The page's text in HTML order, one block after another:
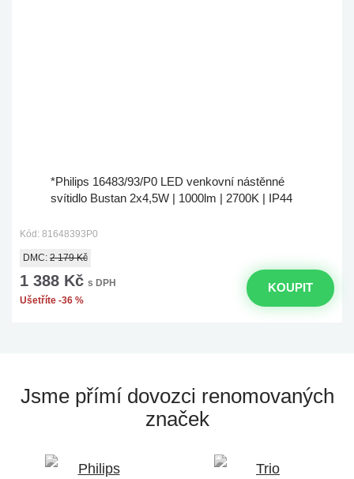
*Philips 16483/93/P0 LED venkovní nástěnné
svítidlo Bustan 2x4,5W | 1000lm | 2700K | IP44
Kód: 81648393P0
DMC: 2 179 Kč
1 388 Kč s DPH
Ušetříte -36 %
KOUPIT
Jsme přímí dovozci renomovaných
značek